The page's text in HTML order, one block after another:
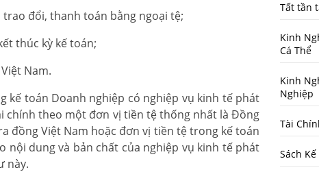
đổi, thanh toán bằng ngoại tệ;
thúc kỳ kế toán;
Nam.
kế toán Doanh nghiệp có nghiệp vụ kinh tế phát
chính theo một đơn vị tiền tệ thống nhất là Đồng
đồng Việt Nam hoặc đơn vị tiền tệ trong kế toán
nội dung và bản chất của nghiệp vụ kinh tế phát
này.
Tất tần
Kinh
Cá Thể
Kinh
Nghiệp
Tài
Sách Kế